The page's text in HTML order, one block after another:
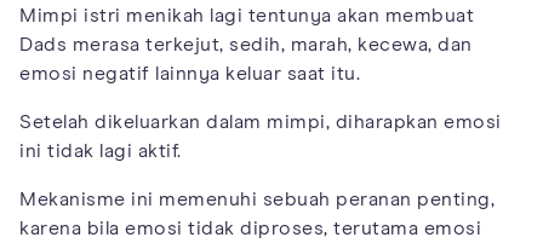
Mimpi istri menikah lagi tentunya akan membuat
Dads merasa terkejut, sedih, marah, kecewa, dan
emosi negatif lainnya keluar saat itu.
Setelah dikeluarkan dalam mimpi, diharapkan emosi
ini tidak lagi aktif.
Mekanisme ini memenuhi sebuah peranan penting,
karena bila emosi tidak diproses, terutama emosi